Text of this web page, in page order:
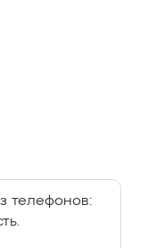
телефонов: